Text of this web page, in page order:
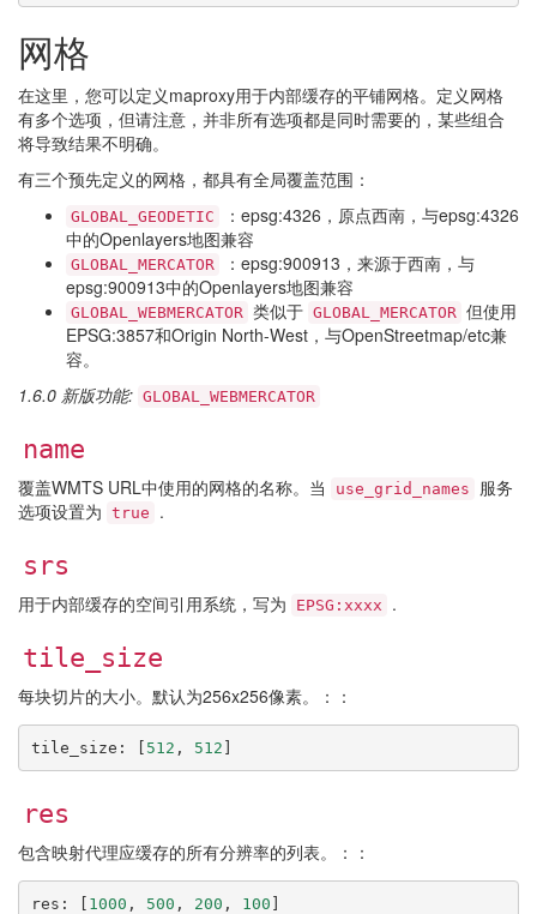
网格
在这里，您可以定义maproxy用于内部缓存的平铺网格。定义网格
有多个选项，但请注意，并非所有选项都是同时需要的，某些组合
将导致结果不明确。
有三个预先定义的网格，都具有全局覆盖范围：
GLOBAL_GEODETIC
：epsg:4326，原点西南，与epsg:4326
中的Openlayers地图兼容
GLOBAL_MERCATOR
：epsg:900913，来源于西南，与
epsg:900913中的Openlayers地图兼容
GLOBAL_WEBMERCATOR 类似于 GLOBAL_MERCATOR 但使用
EPSG:3857和Origin North-West，与OpenStreetmap/etc兼
容。
1.6.0 新版功能: GLOBAL_WEBMERCATOR
name
覆盖WMTS URL中使用的网格的名称。当 use_grid_names
服务
选项设置为 true .
srs
用于内部缓存的空间引用系统，写为 EPSG:xxxx .
tile_size
每块切片的大小。默认为256x256像素。：：
tile_size : [ 512 , 512 ]
res
包含映射代理应缓存的所有分辨率的列表。：：
res : [ 1000 , 500 , 200 , 100 ]